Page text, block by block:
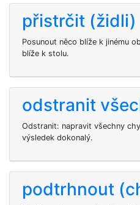
přistrčit (židli)
Posunout něco blíže k jinému
blíže k stolu.
odstranit
Odstranit: napravit všechny
výsledek dokonalý.
podtrhnout